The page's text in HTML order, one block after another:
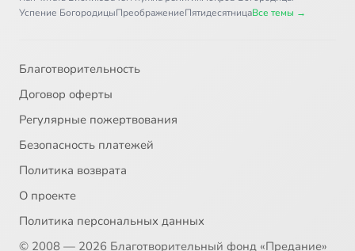
Успение БогородицыПреображениеПятидесятницаВсе темы →
Благотворительность
Договор оферты
Регулярные пожертвования
Безопасность платежей
Политика возврата
О проекте
Политика персональных данных
© 2008 — 2026 Благотворительный фонд «Предание»